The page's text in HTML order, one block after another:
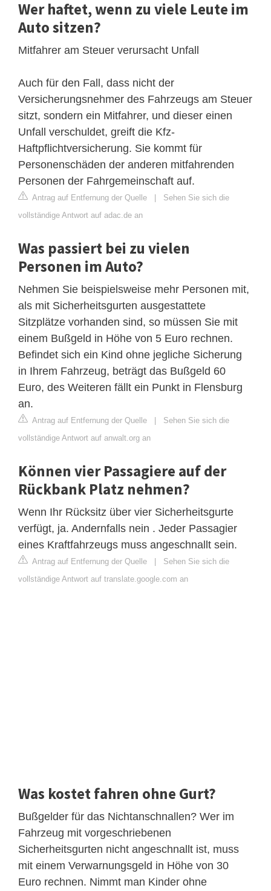
Wer haftet, wenn zu viele Leute im
Auto sitzen?
Mitfahrer am Steuer verursacht Unfall
Auch für den Fall, dass nicht der
Versicherungsnehmer des Fahrzeugs am Steuer
sitzt, sondern ein Mitfahrer, und dieser einen
Unfall verschuldet, greift die Kfz-
Haftpflichtversicherung. Sie kommt für
Personenschäden der anderen mitfahrenden
Personen der Fahrgemeinschaft auf.
Antrag auf Entfernung der Quelle | Sehen Sie sich die
vollständige Antwort auf adac.de an
Was passiert bei zu vielen
Personen im Auto?
Nehmen Sie beispielsweise mehr Personen mit,
als mit Sicherheitsgurten ausgestattete
Sitzplätze vorhanden sind, so müssen Sie mit
einem Bußgeld in Höhe von 5 Euro rechnen.
Befindet sich ein Kind ohne jegliche Sicherung
in Ihrem Fahrzeug, beträgt das Bußgeld 60
Euro, des Weiteren fällt ein Punkt in Flensburg
an.
Antrag auf Entfernung der Quelle | Sehen Sie sich die
vollständige Antwort auf anwalt.org an
Können vier Passagiere auf der
Rückbank Platz nehmen?
Wenn Ihr Rücksitz über vier Sicherheitsgurte
verfügt, ja. Andernfalls nein . Jeder Passagier
eines Kraftfahrzeugs muss angeschnallt sein.
Antrag auf Entfernung der Quelle | Sehen Sie sich die
vollständige Antwort auf translate.google.com an
Was kostet fahren ohne Gurt?
Bußgelder für das Nichtanschnallen? Wer im
Fahrzeug mit vorgeschriebenen
Sicherheitsgurten nicht angeschnallt ist, muss
mit einem Verwarnungsgeld in Höhe von 30
Euro rechnen. Nimmt man Kinder ohne